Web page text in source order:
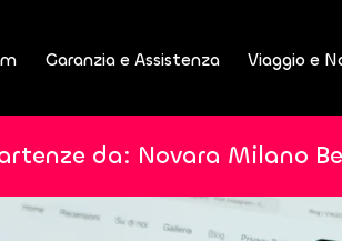
Garanzia e Assistenza Viaggio e
Partenze da: Novara